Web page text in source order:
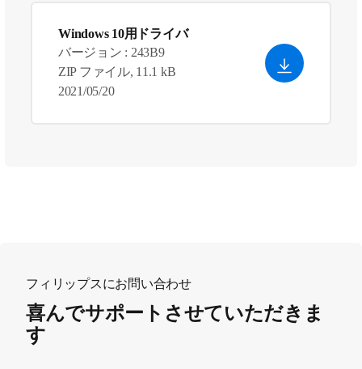
Windows 10用ドライバ
バージョン : 243B9
ZIP ファイル, 11.1 kB
2021/05/20
フィリップスにお問い合わせ
喜んでサポートさせていただきま
す